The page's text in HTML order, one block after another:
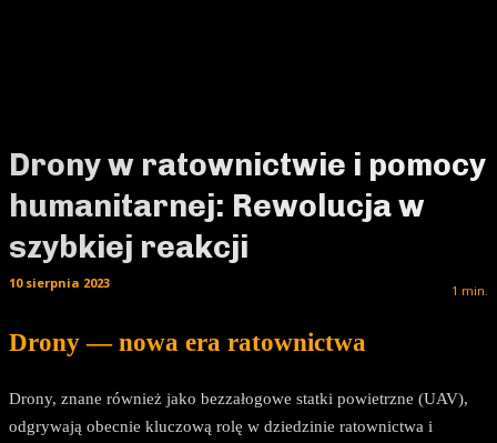
Drony w ratownictwie i pomocy
humanitarnej: Rewolucja w
szybkiej reakcji
1 min.
10 sierpnia 2023
Drony — nowa era ratownictwa
Drony, znane również jako bezzałogowe statki powietrzne (UAV),
odgrywają obecnie kluczową rolę w dziedzinie ratownictwa i